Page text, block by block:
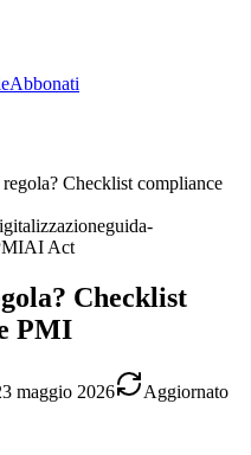
Abbonati
Checklist compliance
guida-
AI Act
Checklist
PMI
maggio 2026
Aggiornato